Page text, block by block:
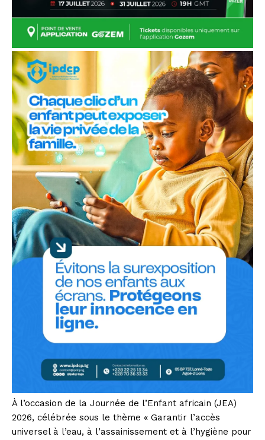
À l’occasion de la Journée de l’Enfant africain (JEA)
2026, célébrée sous le thème « Garantir l’accès
universel à l’eau, à l’assainissement et à l’hygiène pour